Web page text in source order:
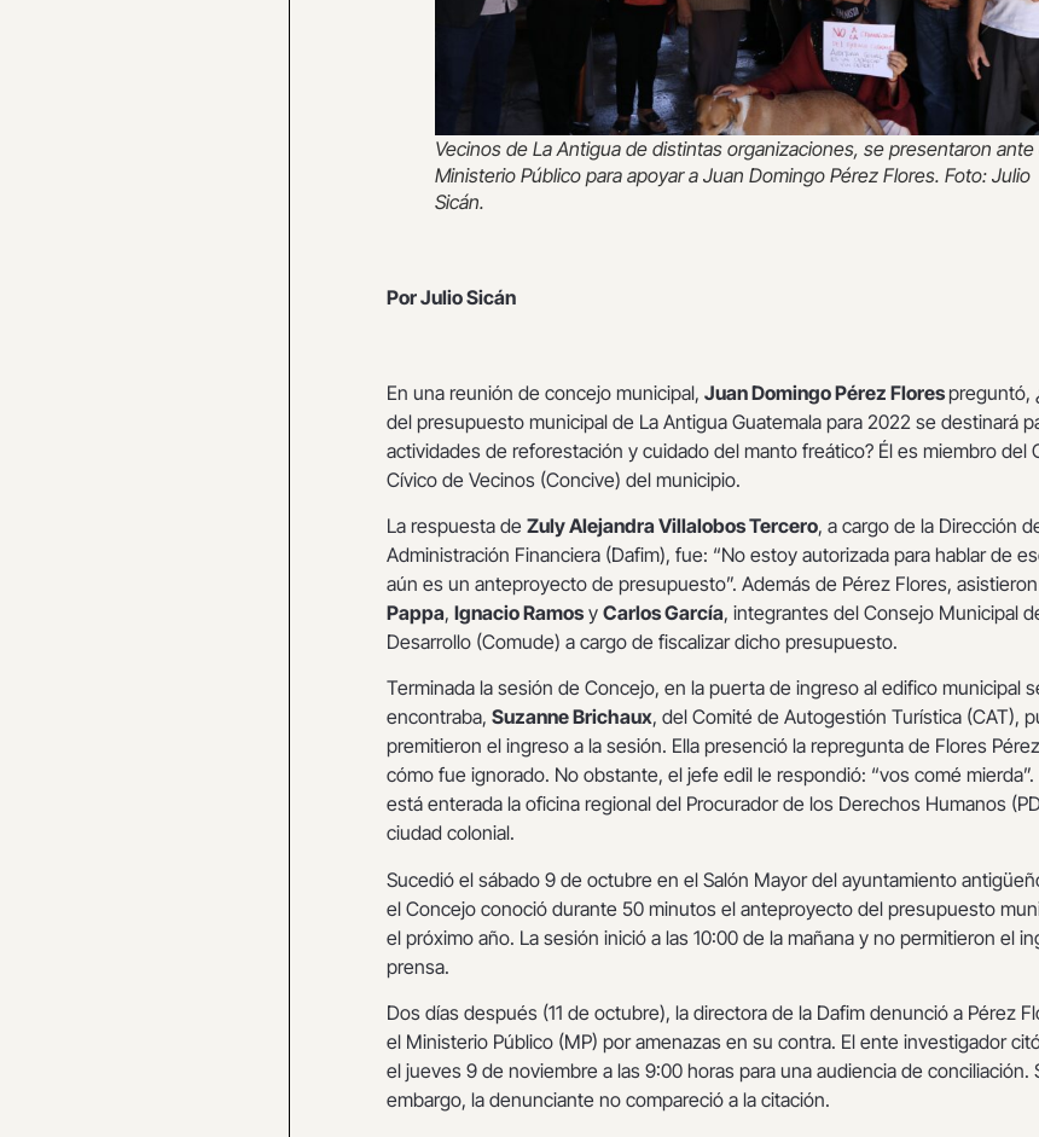
Vecinos de La Antigua de distintas organizaciones, se presentaron ante
Ministerio Público para apoyar a Juan Domingo Pérez Flores. Foto: Julio
Sicán.
Por Julio Sicán
En una reunión de concejo municipal, Juan Domingo Pérez Florespreguntó,
del presupuesto municipal de La Antigua Guatemala para 2022 se destinará
actividades de reforestación y cuidado del manto freático? Él es miembro del
Cívico de Vecinos (Concive) del municipio.
La respuesta de Zuly Alejandra Villalobos Tercero, a cargo de la Dirección
Administración Financiera (Dafim), fue: “No estoy autorizada para hablar de
aún es un anteproyecto de presupuesto”. Además de Pérez Flores, asistieron
Pappa, Ignacio Ramos y Carlos García, integrantes del Consejo Municipal
Desarrollo (Comude) a cargo de fiscalizar dicho presupuesto.
Terminada la sesión de Concejo, en la puerta de ingreso al edifico municipal
encontraba, Suzanne Brichaux, del Comité de Autogestión Turística (CAT),
premitieron el ingreso a la sesión. Ella presenció la repregunta de Flores
cómo fue ignorado. No obstante, el jefe edil le respondió: “vos comé
está enterada la oficina regional del Procurador de los Derechos Humanos
ciudad colonial.
Sucedió el sábado 9 de octubre en el Salón Mayor del ayuntamiento
el Concejo conoció durante 50 minutos el anteproyecto del presupuesto
el próximo año. La sesión inició a las 10:00 de la mañana y no permitieron el
prensa.
Dos días después (11 de octubre), la directora de la Dafim denunció a Pérez
el Ministerio Público (MP) por amenazas en su contra. El ente investigador
el jueves 9 de noviembre a las 9:00 horas para una audiencia de conciliación.
embargo, la denunciante no compareció a la citación.